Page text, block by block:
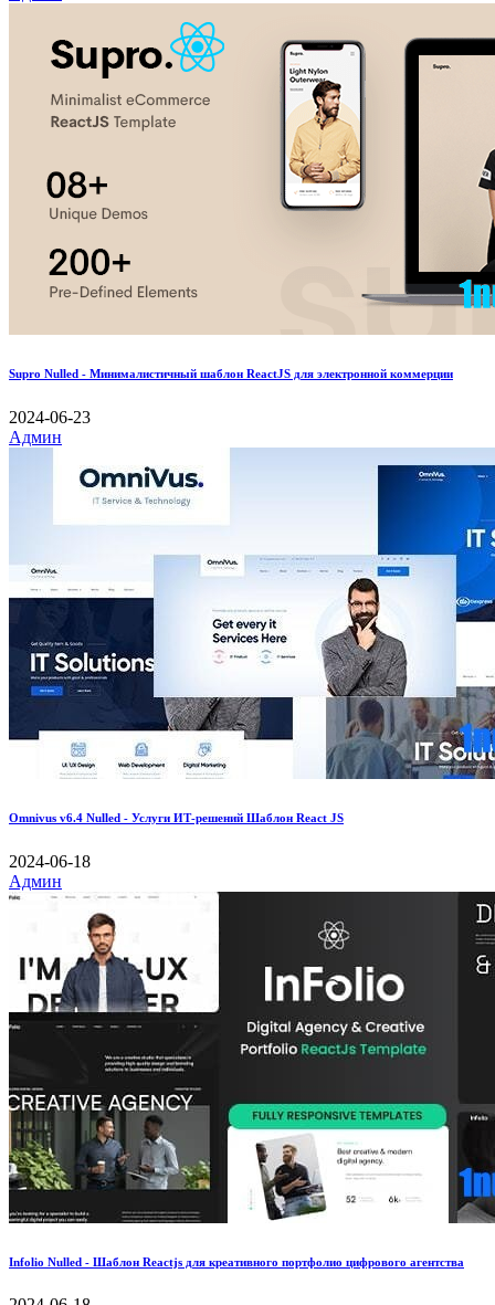
Supro Nulled - Минималистичный шаблон ReactJS для электронной коммерции
2024-06-23
Админ
Omnivus v6.4 Nulled - Услуги ИТ-решений Шаблон React JS
2024-06-18
Админ
Infolio Nulled - Шаблон Reactjs для креативного портфолио цифрового агентства